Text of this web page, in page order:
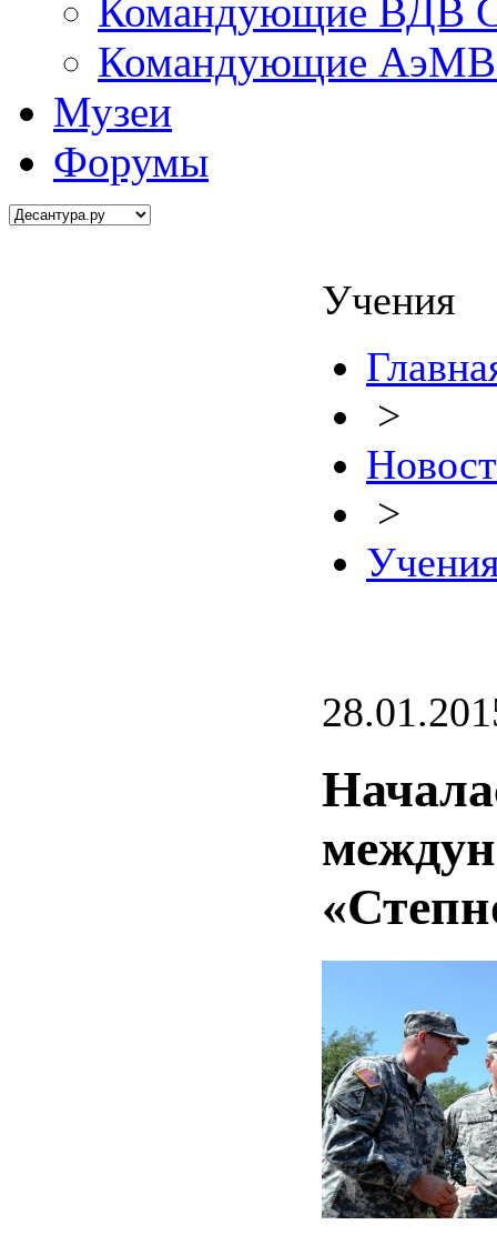
Командующие ВДВ
Командующие АэМВ
Музеи
Форумы
Учения
>
>